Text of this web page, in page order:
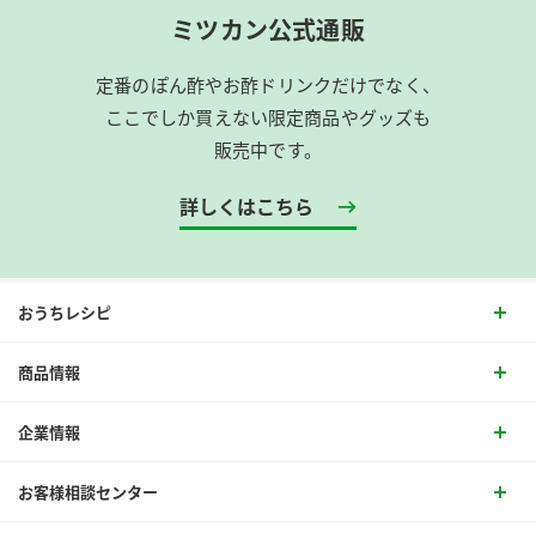
ミツカン公式通販
定番のぽん酢やお酢ドリンクだけでなく、
ここでしか買えない限定商品やグッズも
販売中です。
詳しくはこちら
おうちレシピ
商品情報
企業情報
お客様相談センター